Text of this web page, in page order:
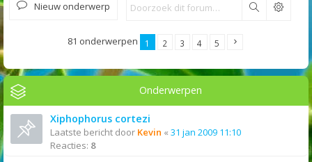
Nieuw onderwerp Zoek
81 onderwerpen 1 2 3 4 5
Onderwerpen
Xiphophorus cortezi
Laatste bericht door Kevin « 31 jan 2009 11:10
Reacties: 8